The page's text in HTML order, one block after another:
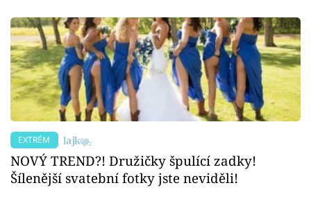
EXTRÉM
NOVÝ TREND?! Družičky špulící zadky!
Šílenější svatební fotky jste neviděli!